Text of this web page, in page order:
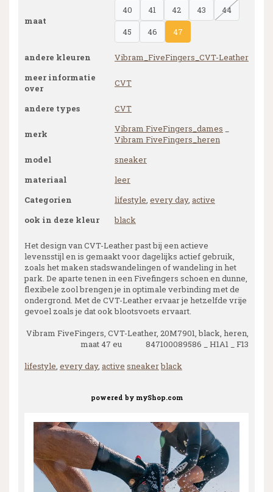
maat
40 41 42 43
44
45
46 47
andere kleuren
Vibram_FiveFingers_CVT-Leather
meer informatie
over
CVT
andere types CVT
merk Vibram FiveFingers_dames
Vibram FiveFingers_heren
model
sneaker
materiaal
leer
Categorien
lifestyle, every day, active
ook in deze kleur
black
Het design van CVT-Leather past bij een actieve
levensstijl en is gemaakt voor dagelijks actief gebruik,
zoals het maken stadswandelingen of wandeling in het
park. De aparte tenen in een Fivefingers schoen en dunne,
flexibele zool brengen je in optimale verbinding met de
ondergrond. Met de CVT-Leather ervaar je hetzelfde vrije
gevoel zoals je dat ook blootsvoets ervaart.
Vibram FiveFingers, CVT-Leather, 20M7901, black, heren,
maat 47 eu 847100089586 _ H1A1 _ F13
lifestyle, every day, active sneakerblack
powered by myShop.com